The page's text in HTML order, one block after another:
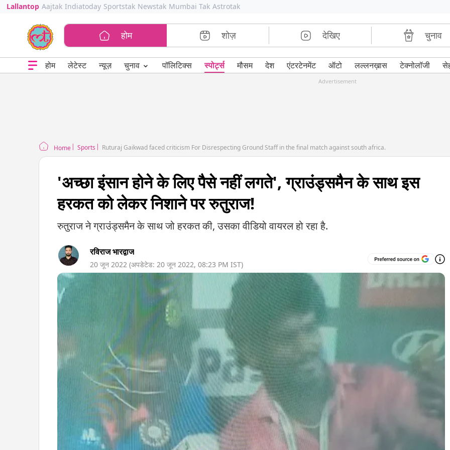
Lallantop Aajtak Indiatoday Sportstak Newstak Mumbai Tak Astrotak
होम शोज़ देखिए चुनाव
होम लेटेस्ट न्यूज़ चुनाव ⌄ पॉलिटिक्स स्पोर्ट्स मौसम देश एंटरटेनमेंट ऑटो लल्लनख़ास टेक्नोलॉजी
Advertisement
Home Sports Ruturaj Gaikwad faced criticism For Disrespecting Ground Staff in the final match against south africa.
'अच्छा इंसान होने के लिए पैसे नहीं लगते', ग्राउंड्समैन के साथ इस
हरकत को लेकर निशाने पर रुतुराज!
रुतुराज ने ग्राउंड्समैन के साथ जो हरकत की, उसका वीडियो वायरल हो रहा है.
रविराज भारद्वाज
20 जून 2022 (अपडेटेड: 20 जून 2022, 08:23 PM IST)